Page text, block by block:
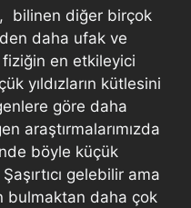
bilinen diğer birçok
daha ufak ve
fiziğin en etkileyici
yıldızların kütlesini
göre daha
araştırmalarımızda
böyle küçük
gelebilir ama
bulmaktan daha çok